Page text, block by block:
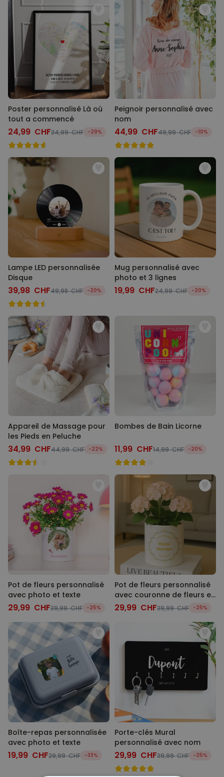
Poster personnalisé Là où
tout a commencé
24,99 CHF34,99 CHF -29%
Peignoir personnalisé avec
nom
44,99 CHF49,99 CHF -10%
Lampe LED personnalisée
Disque
39,98 CHF49,98 CHF -20%
Mug personnalisé avec
photo et 3 lignes
19,99 CHF24,99 CHF -20%
Appareil de Massage pour
les Pieds en Peluche
34,99 CHF44,99 CHF -22%
Bombes de Bain Licorne
11,99 CHF14,99 CHF -20%
Pot de fleurs personnalisé
avec photo et texte
29,99 CHF39,99 CHF -25%
Pot de fleurs personnalisé
avec couronne de fleurs et
texte
29,99 CHF39,99 CHF -25%
Boîte-repas personnalisée
avec photo et texte
19,99 CHF29,99 CHF -33%
Porte-clés Mural
personnalisé avec nom
29,99 CHF39,99 CHF -25%